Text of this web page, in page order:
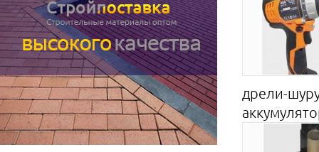
дрели-